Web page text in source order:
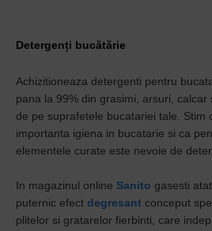
Detergenți bucătărie
Achizitioneaza detergenti pentru
pana la 99% din grasimi, arsuri,
de pe suprafetele bucatariei tale. Stim
importanta igiena in bucatarie si ca
elementele curate este nevoie de
In magazinul online Sanito gasesti
puternic efect degresant conceput
plitelor si gratarelor fierbinti, care